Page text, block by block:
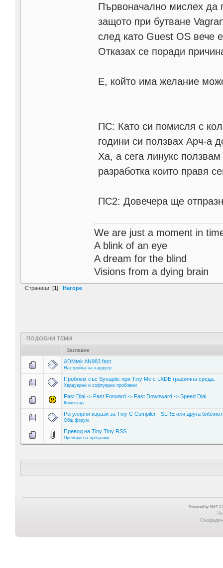
Първоначално мислех да
защото при бутване
след като Guest OS вече
Отказах се поради
Е, който има желание
ПС: Като си помисля с
години си ползвах Арч-а
Ха, а сега линукс
разработка които правя
ПС2: Довечера ще
We are just a moment in
A blink of an eye
A dream for the blind
Visions from a dying brain
Страници: [1] Нагоре
ПОДОБНИ ТЕМИ
Заглавие
ADMtek AN983 fast
Настройка на хардуер
Проблем със Synaptic при Tiny Me с LXDE графична среда.
Хардуерни и софтуерни проблеми
Fast Dial -> Fast Forward -> Fast Downward -> Speed Dial
Коментар
Регулярни изрази за Tiny C Compiler - SLRE или друга
Общ форум
Превод на Tiny Tiny RSS
Преводи на програми
Powered by SMF